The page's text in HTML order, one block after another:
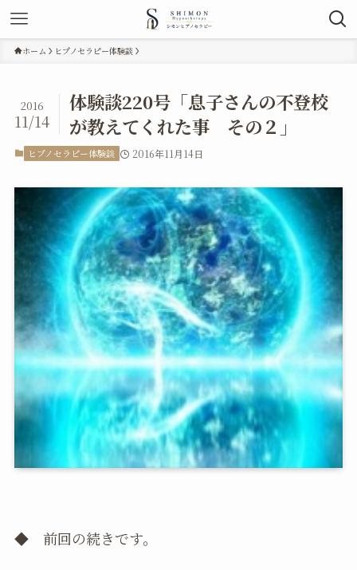
ホーム ヒプノセラピー体験談
体験談220号「息子さんの不登校
が教えてくれた事 その２」
2016
11/14
ヒプノセラピー体験談 2016年11月14日
◆ 前回の続きです。